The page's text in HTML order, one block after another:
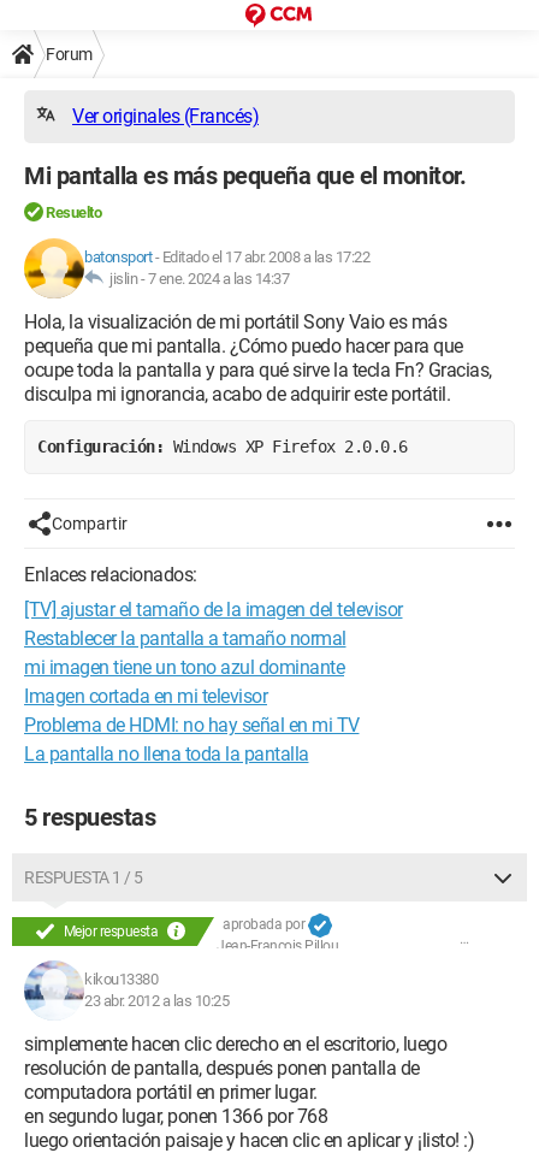
Forum
Ver originales (Francés)
Mi pantalla es más pequeña que el monitor.
Resuelto
batonsport- Editado el 17 abr. 2008 a las 17:22
jislin -7 ene. 2024 a las 14:37
Hola, la visualización de mi portátil Sony Vaio es más
pequeña que mi pantalla. ¿Cómo puedo hacer para que
ocupe toda la pantalla y para qué sirve la tecla Fn? Gracias,
disculpa mi ignorancia, acabo de adquirir este portátil.
Configuración: Windows XP Firefox 2.0.0.6
Compartir
Enlaces relacionados:
[TV] ajustar el tamaño de la imagen del televisor
Restablecer la pantalla a tamaño normal
mi imagen tiene un tono azul dominante
Imagen cortada en mi televisor
Problema de HDMI: no hay señal en mi TV
La pantalla no llena toda la pantalla
5 respuestas
RESPUESTA 1 / 5
Mejor respuesta
aprobada por
Jean-François Pillou
kikou13380
23 abr. 2012 a las 10:25
simplemente hacen clic derecho en el escritorio, luego
resolución de pantalla, después ponen pantalla de
computadora portátil en primer lugar.
en segundo lugar, ponen 1366 por 768
luego orientación paisaje y hacen clic en aplicar y ¡listo! :)